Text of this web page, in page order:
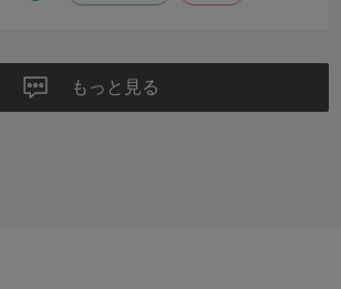
もっと見る